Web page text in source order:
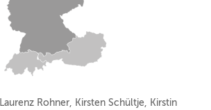
Laurenz Rohner, Kirsten Schültje, Kirstin